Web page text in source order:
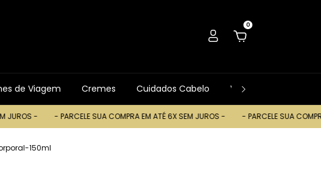
0
de Viagem Cremes Cuidados Cabelo Ver Tudo
- PARCELE SUA COMPRA EM ATÉ 6X SEM JUROS - - PARCELE SUA COMPRA EM
150ml